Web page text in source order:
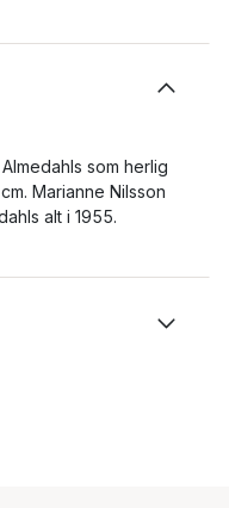
som herlig
Marianne Nilsson
alt i 1955.